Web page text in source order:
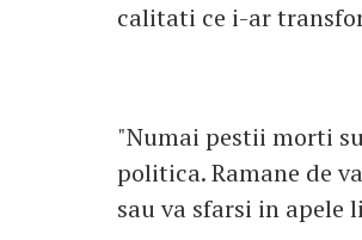
calitati ce i-ar
"Numai pestii morti
politica. Ramane de
sau va sfarsi in apele